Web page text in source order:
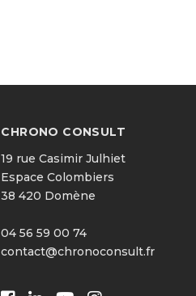
CHRONO CONSULT
19 rue Casimir Julhiet
Espace Colombiers
38 420 Domène
04 56 59 00 74
contact@chronoconsult.fr